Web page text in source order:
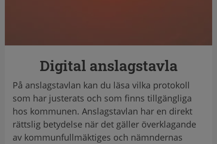
Digital anslagstavla
På anslagstavlan kan du läsa vilka protokoll
som har justerats och som finns tillgängliga
hos kommunen. Anslagstavlan har en direkt
rättslig betydelse när det gäller överklagande
av kommunfullmäktiges och nämndernas